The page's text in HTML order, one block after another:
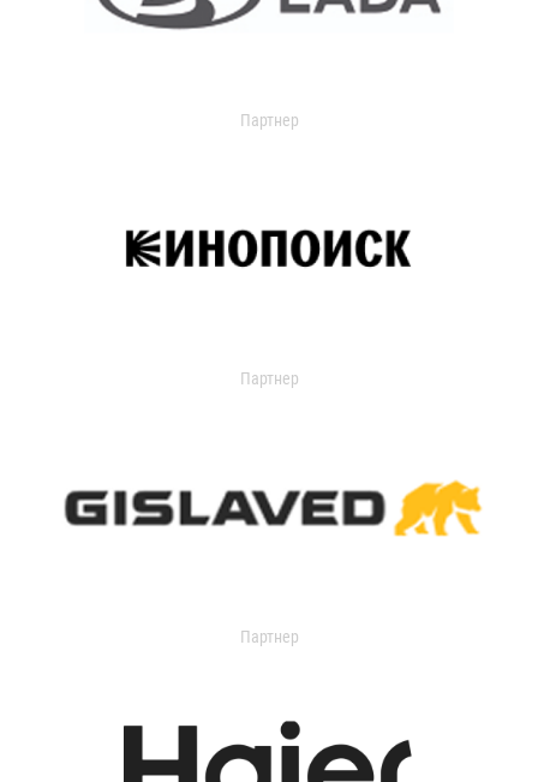
Партнер
Партнер
Партнер